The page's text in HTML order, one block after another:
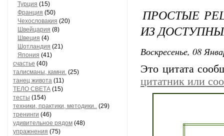
Турция (15)
Франция (50)
Чехословакия (20)
Швейцария (8)
Швеция (4)
Шотландия (21)
Япония (41)
счастье (40)
талисманы, камни. (25)
танец живота (11)
ТЕЛО СВЕТА (15)
тесты (154)
техники, практики, методики.. (29)
тренинги (46)
удивительное рядом (48)
упражнения (75)
ПРОСТЫЕ
ИЗ
Воскресенье, 08
Это цитата
цитатник или